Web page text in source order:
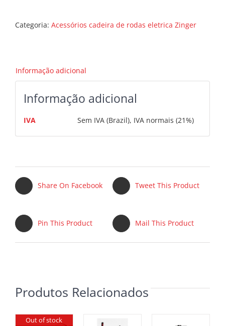
substituição
ION
LÍTIO
Zinger
Categoria: Acessórios cadeira de rodas eletrica Zinger
Informação adicional
Informação adicional
IVA Sem IVA (Brazil), IVA normais (21%)
Share On Facebook Tweet This Product
Pin This Product Mail This Product
Produtos Relacionados
Out of stock